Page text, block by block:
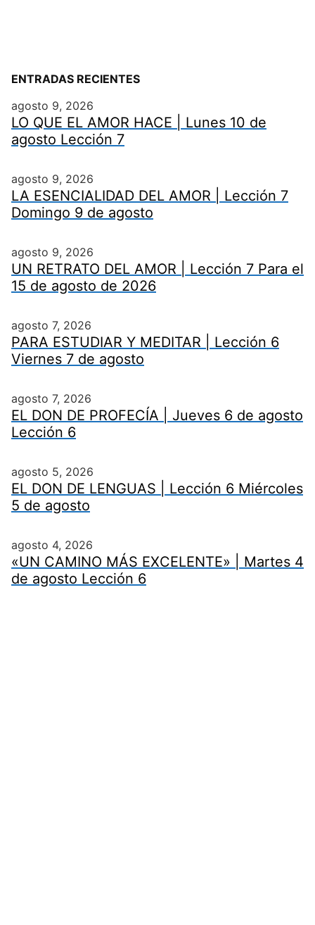
ENTRADAS RECIENTES
agosto 9, 2026
LO QUE EL AMOR HACE | Lunes 10 de
agosto Lección 7
agosto 9, 2026
LA ESENCIALIDAD DEL AMOR | Lección 7
Domingo 9 de agosto
agosto 9, 2026
UN RETRATO DEL AMOR | Lección 7 Para el
15 de agosto de 2026
agosto 7, 2026
PARA ESTUDIAR Y MEDITAR | Lección 6
Viernes 7 de agosto
agosto 7, 2026
EL DON DE PROFECÍA | Jueves 6 de agosto
Lección 6
agosto 5, 2026
EL DON DE LENGUAS | Lección 6 Miércoles
5 de agosto
agosto 4, 2026
«UN CAMINO MÁS EXCELENTE» | Martes 4
de agosto Lección 6